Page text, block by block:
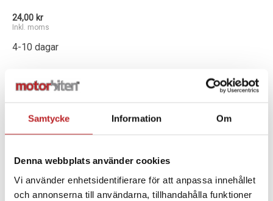
Samtycke Information Om
Denna webbplats använder cookies
Vi använder enhetsidentifierare för att anpassa innehållet
och annonserna till användarna, tillhandahålla funktioner
24,00 kr
Inkl. moms
4-10 dagar
- +
SPECIFIKATION